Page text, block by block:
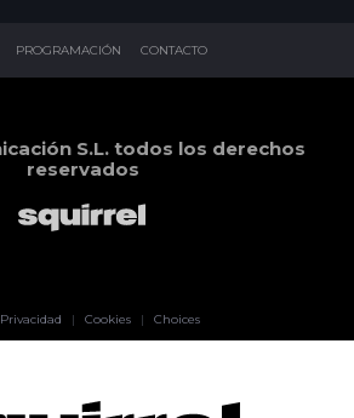
PROGRAMACIÓN CONTACTO
S.L. todos los derechos
reservados
Privacidad | Cookies | Choices